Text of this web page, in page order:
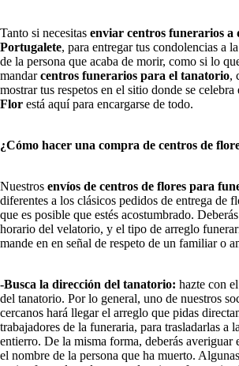
Tanto si necesitas enviar centros funerarios a
Portugalete, para entregar tus condolencias a
de la persona que acaba de morir, como si lo
mandarcentros funerarios para el tanatorio,
mostrar tus respetos en el sitio donde se
Flor está aquí para encargarse de todo.
¿Cómo hacer una compra de centros de
Nuestros envíos de centros de flores para
diferentes a los clásicos pedidos de entrega de
que es posible que estés acostumbrado.
horario del velatorio, y el tipo de arreglo
mande en en señal de respeto de un familiar o
-Busca la dirección del tanatorio: hazte con
del tanatorio. Por lo general, uno de nuestros
cercanos hará llegar el arreglo que pidas
trabajadores de la funeraria, para trasladarlas a
entierro. De la misma forma, deberás
el nombre de la persona que ha muerto.